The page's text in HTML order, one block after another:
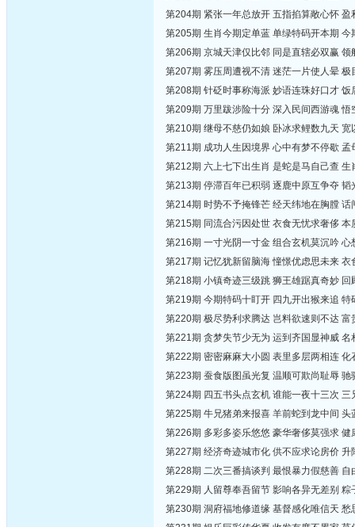
第204期 紧张一年总放开 五指掐算敞心怀
第205期 生肖今期定单蓝 单绿特码开本期
第206期 京城天津仅比邻 同是直辖必双赢
第207期 雾压周遭视不清 迷茫一片使人晕
第208期 针砭时事称海派 妙语连珠好口才
第209期 万里跋涉险十分 深入民间西游魂
第210期 继母不慈仍如娘 卧冰求鲤数九天
第211期 成功人生因境界 心中有梦不停歇
第212期 六上七下出生肖 是蛇是马自己查
第213期 停滞百年已积弱 逐鹿中原互争夺
第214期 时势不予掩锋芒 经天纬地在胸膛
第215期 同流合污因处世 衣食无忧求奢侈
第216期 一寸光阴一寸金 组合玄机莫沉吟
第217期 记忆犹新留脑海 憧憬优虑思未来
第218期 小镇奇迹三级跳 狮王雄踞真奇妙
第219期 今期特码十盯开 四九开出猴来追
第220期 极尽势利求腾达 岂料欲速则不达
第221期 贪梦失节少无为 运到齐国显神威
第222期 密密麻麻大小圆 表里多层两相连
第223期 蚕食版图虽光复 温顺可欺尚耻辱
第224期 四五书头点玄机 谁能一夜十三次
第225期 牛兄猪弟来报喜 羊前蛇到龙中间
第226期 多彩多姿乐悠悠 豪华奢侈莫强求
第227期 经济奇迹城市化 供不应求论房价
第228期 二次三番搞谈判 最恨暴力假慈善
第229期 人留尊奉吾留节 影响各异无差别
第230期 洞府福地修道缘 基督感化唯信天